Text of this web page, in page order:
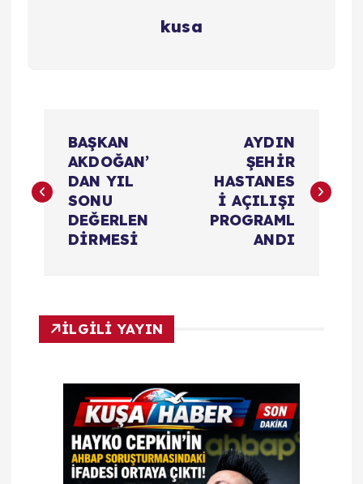
kusa
z
z
BAŞKAN
AKDOĞAN’
DAN YIL
SONU
DEĞERLEN
DİRMESİ
AYDIN
ŞEHİR
HASTANES
İ AÇILIŞI
PROGRAML
ANDI
İLGİLİ YAYIN